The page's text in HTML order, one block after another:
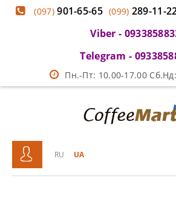
(097)901-65-65 (099) 289-11-
Viber -
Telegram -
Пн.-Пт: 10.00-17.00
RU UA